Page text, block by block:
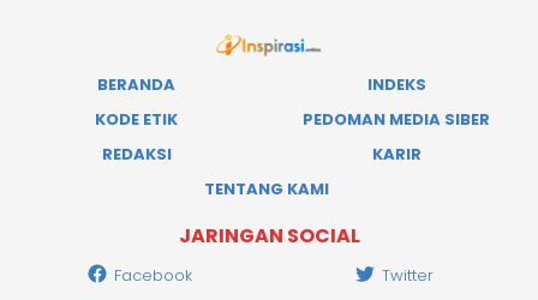
BERANDA
INDEKS
KODE ETIK
PEDOMAN MEDIA SIBER
REDAKSI
KARIR
TENTANG KAMI
JARINGAN SOCIAL
Facebook
Twitter